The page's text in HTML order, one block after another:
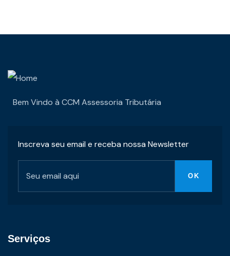
Bem Vindo à CCM Assessoria Tributária
Inscreva seu email e receba nossa Newsletter
Serviços